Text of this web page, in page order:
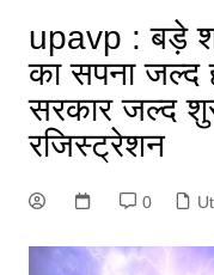
upavp : बड़े
का सपना जल्द
सरकार जल्द
रजिस्ट्रेशन
0